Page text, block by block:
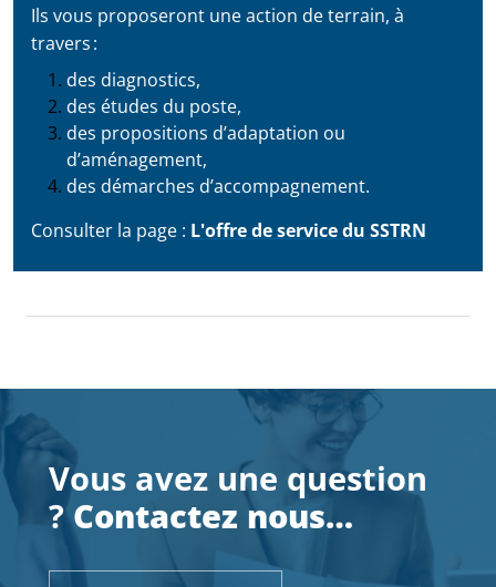
Associer les salariés à un projet de changement
Guide pratique - ARACT Auvergne
Pour vous aider à aller plus loin, nous vous invitons à
participer à nos ateliers de sensibilisation :
Document Unique, transformez l'obligation en
opportunité avec la démarche SSTRN !
Les risques psychosociaux : de quoi parle t-on ?
Ils vous proposeront une action de terrain, à
travers :
des diagnostics,
des études du poste,
des propositions d’adaptation ou
d’aménagement,
des démarches d’accompagnement.
Consulter la page : L'offre de service du SSTRN
Vous avez une question
?Contactez nous…